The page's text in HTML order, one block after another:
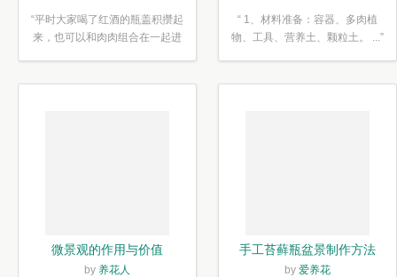
“平时大家喝了红酒的瓶盖积攒起
来，也可以和肉肉组合在一起进
“ 1、材料准备：容器、多肉植
物、工具、营养土、颗粒土。 ...”
微景观的作用与价值
by 养花人
手工苔藓瓶盆景制作方法
by 爱养花